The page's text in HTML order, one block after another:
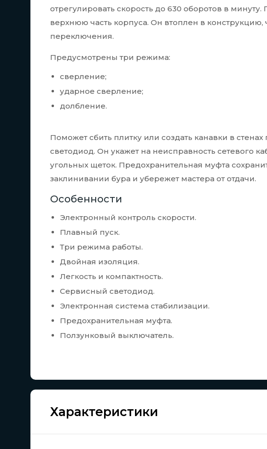
отрегулировать скорость до 630 оборотов в
верхнюю часть корпуса. Он втоплен в конструкцию,
переключения.
Предусмотрены три режима:
сверление;
ударное сверление;
долбление.
Поможет сбить плитку или создать канавки в
светодиод. Он укажет на неисправность сетевого
угольных щеток. Предохранительная муфта
заклинивании бура и убережет мастера от отдачи.
Особенности
Электронный контроль скорости.
Плавный пуск.
Три режима работы.
Двойная изоляция.
Легкость и компактность.
Сервисный светодиод.
Электронная система стабилизации.
Предохранительная муфта.
Ползунковый выключатель.
Характеристики